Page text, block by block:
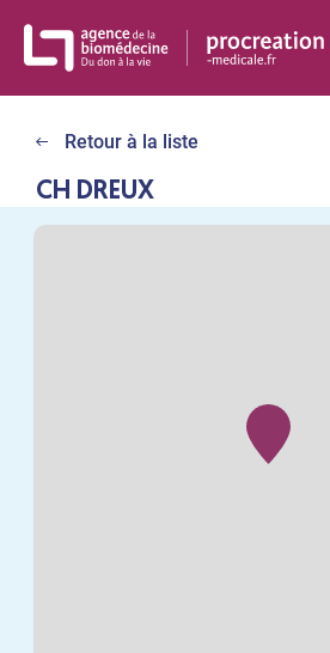
Retour à la liste
CH DREUX